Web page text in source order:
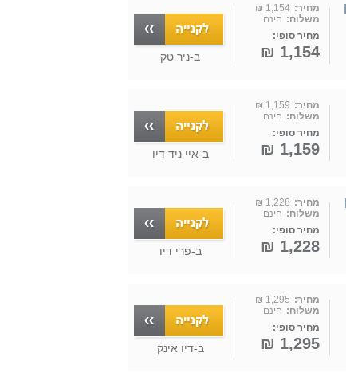
מחיר: 1,154 ₪
משלוח: חינם
מחיר סופי:
1,154 ₪ ב-ניר טק
מחיר: 1,159 ₪
משלוח: חינם
מחיר סופי:
1,159 ₪ ב-איי ניד דיו
מחיר: 1,228 ₪
משלוח: חינם
מחיר סופי:
1,228 ₪ ב-פרי דיו
מחיר: 1,295 ₪
משלוח: חינם
מחיר סופי:
1,295 ₪ ב-דיו אינק